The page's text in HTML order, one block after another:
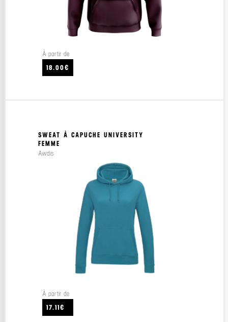
À partir de
18.00€
SWEAT À CAPUCHE UNIVERSITY
FEMME
Awdis
À partir de
17.11€